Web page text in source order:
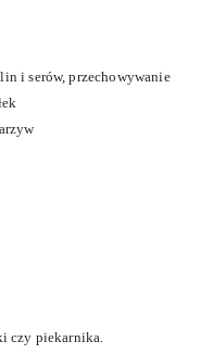
i serów, przechowywanie
czy piekarnika.